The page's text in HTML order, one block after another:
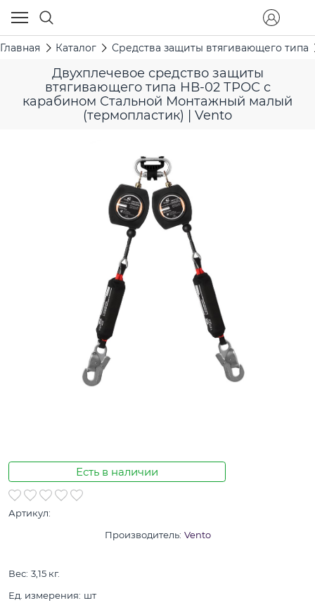
Главная Каталог Средства защиты втягивающего типа
Двухплечевое средство защиты
втягивающего типа НВ-02 ТРОС с
карабином Стальной Монтажный малый
(термопластик) | Vento
Есть в наличии
Артикул:
Производитель: Vento
Вес: 3,15 кг.
Ед. измерения: шт